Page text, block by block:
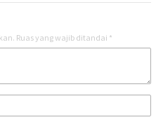
Ruas yang wajib ditandai *